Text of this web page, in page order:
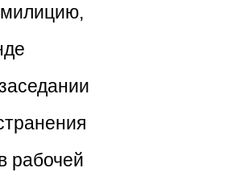
милицию,
рабочей